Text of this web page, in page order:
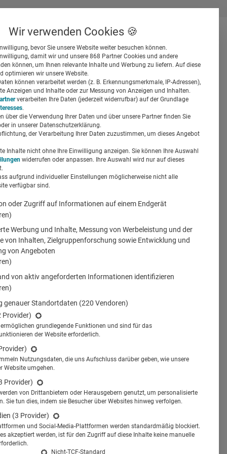
Suchen
Wir verwenden Cookies 🍪
bevor Sie unsere Website weiter besuchen können.
damit wir und unsere 868 Partner Cookies und andere
können, um Ihnen relevante Inhalte und Werbung zu liefern. Auf diese
optimieren wir unsere Website.
können verarbeitet werden (z. B. Erkennungsmerkmale, IP-Adressen),
Anzeigen und Inhalte oder zur Messung von Anzeigen und Inhalten.
verarbeiten Ihre Daten (jederzeit widerrufbar) auf der Grundlage
.
über die Verwendung Ihrer Daten und über unsere Partner finden Sie
in unserer Datenschutzerklärung.
der Verarbeitung Ihrer Daten zuzustimmen, um dieses Angebot
Inhalte nicht ohne Ihre Einwilligung anzeigen. Sie können Ihre Auswahl
widerrufen oder anpassen. Ihre Auswahl wird nur auf dieses
aufgrund individueller Einstellungen möglicherweise nicht alle
verfügbar sind.
oder Zugriff auf Informationen auf einem Endgerät
Werbung und Inhalte, Messung von Werbeleistung und der
von Inhalten, Zielgruppenforschung sowie Entwicklung und
von Angeboten
von aktiv angeforderten Informationen identifizieren
genauer Standortdaten (220 Vendoren)
Provider)
ermöglichen grundlegende Funktionen und sind für das
der Website erforderlich.
Nutzungsdaten, die uns Aufschluss darüber geben, wie unsere
Website umgehen.
Provider)
von Drittanbietern oder Herausgebern genutzt, um personalisierte
Sie tun dies, indem sie Besucher über Websites hinweg verfolgen.
(3 Provider)
und Social-Media-Plattformen werden standardmäßig blockiert.
akzeptiert werden, ist für den Zugriff auf diese Inhalte keine manuelle
Nicht-TCF-Standard